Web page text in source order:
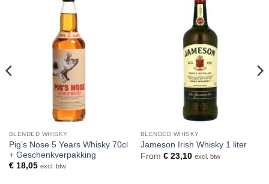
BLENDED WHISKY
Pig’s Nose 5 Years Whisky 70cl
+ Geschenkverpakking
€18,05 excl. btw
BLENDED WHISKY
Jameson Irish Whisky 1 liter
From €23,10 excl. btw